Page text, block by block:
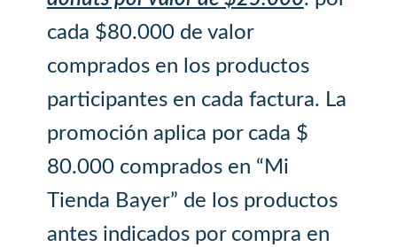
cada $80.000 de valor
comprados en los productos
participantes en cada factura. La
promoción aplica por cada $
80.000 comprados en “Mi
Tienda Bayer” de los productos
antes indicados por compra en